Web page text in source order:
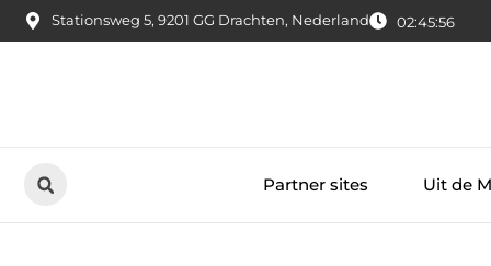
Stationsweg 5, 9201 GG Drachten, Nederland 02:45:56
Partner sites Uit de